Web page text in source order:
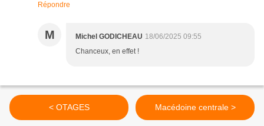
Répondre
M Michel GODICHEAU 18/06/2025 09:55
Chanceux, en effet !
< OTAGES Macédoine centrale >